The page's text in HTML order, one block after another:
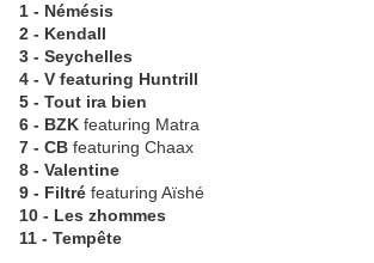
1 - Némésis
2 - Kendall
3 - Seychelles
4 - V featuring Huntrill
5 - Tout ira bien
6 - BZK featuring Matra
7 - CB featuring Chaax
8 - Valentine
9 - Filtré featuring Aïshé
10 - Les zhommes
11 - Tempête